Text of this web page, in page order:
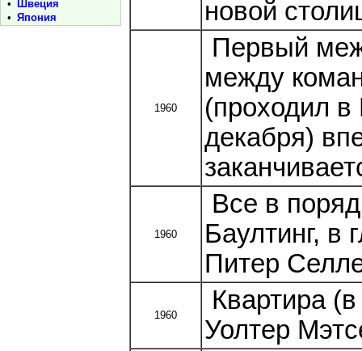
•
Швеция
• Япония
новой
1960
Первый
между
(проходил
декабря)
1960
Все в
Баултинг, в
Питер
1960
Квартира
Уолтер